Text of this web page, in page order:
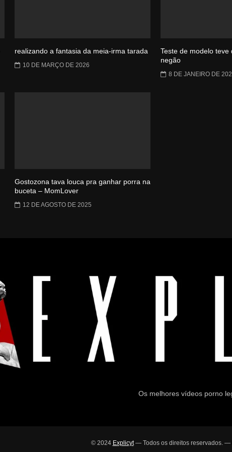
realizando a fantasia da meia-irma tarada
10 DE MARÇO DE 2026
Teste de modelo
negão
8 DE JANEIRO DE
Gostozona tava louca pra ganhar porra na
buceta – MomLover
12 DE AGOSTO DE 2025
Os melhores vídeos porno
© 2024 Explicyt— Todos os direitos reservados. —